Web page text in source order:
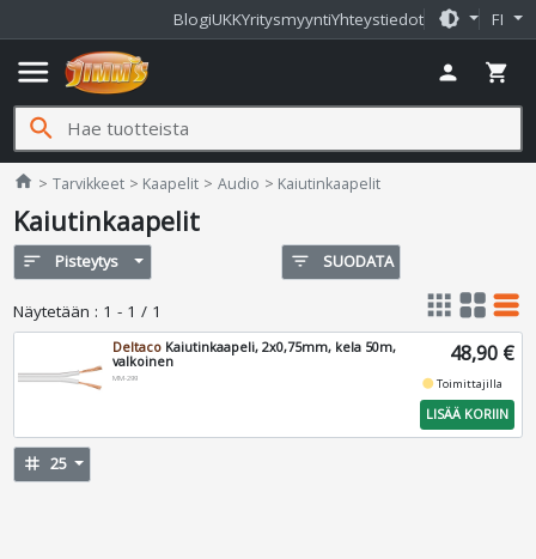
BlogiUKKYritysmyyntiYhteystiedot brightness_medium FI
menu person shopping_cart
search
home Jimms.fi
Tarvikkeet Kaapelit Audio Kaiutinkaapelit
Kaiutinkaapelit
sort Pisteytys filter_list SUODATA
Näytetään : 1 - 1 / 1 apps grid_view table_rows
Deltaco Kaiutinkaapeli, 2x0,75mm, kela 50m,
valkoinen
MM-299
48,90 €
fiber_manual_recordToimittajilla
LISÄÄ KORIIN
tag 25